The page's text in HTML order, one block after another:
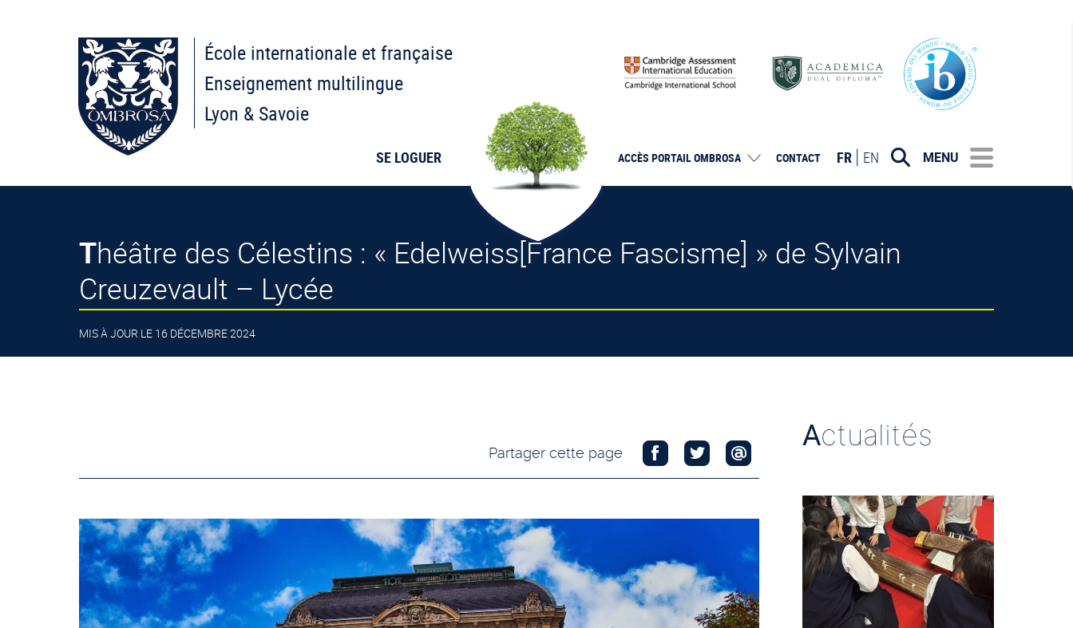
École internationale et française
Enseignement multilingue
Lyon & Savoie
SE LOGUER ACCÈS PORTAILOMBROSA CONTACT FR EN MENU
Théâtre des Célestins : « Edelweiss[France Fascisme] » de Sylvain
Creuzevault – Lycée
MIS À JOUR LE 16 DÉCEMBRE 2024
Partager cette page Actualités